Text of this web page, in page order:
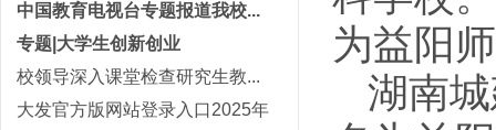
中国教育电视台专题报道我校...
专题|大学生创新创业
校领导深入课堂检查研究生教...
大发官方版网站登录入口2025年
为益阳
湖南